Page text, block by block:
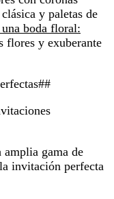
y paletas de
boda floral:
flores y exuberante
amplia gama de
invitación perfecta